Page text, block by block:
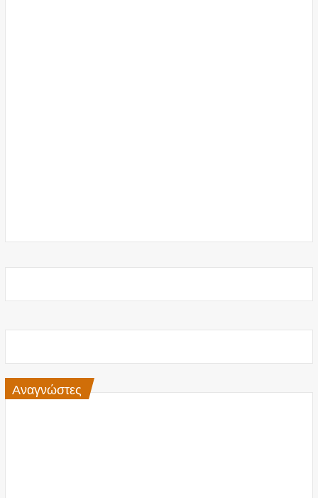
Αναγνώστες